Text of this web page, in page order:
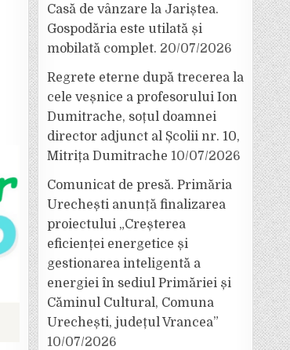
Casă de vânzare la Jariștea.
Gospodăria este utilată și
mobilată complet. 20/07/2026
Regrete eterne după trecerea la
cele veșnice a profesorului Ion
Dumitrache, soțul doamnei
director adjunct al Școlii nr. 10,
Mitrița Dumitrache 10/07/2026
Comunicat de presă. Primăria
Urechești anunță finalizarea
proiectului „Creșterea
eficienței energetice și
gestionarea inteligentă a
energiei în sediul Primăriei și
Căminul Cultural, Comuna
Urechești, județul Vrancea”
10/07/2026